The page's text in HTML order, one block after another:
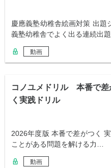
慶應義塾幼稚舎絵画対策 出題
義塾幼稚舎でよく出る連続出
動画
コノユメドリル 本番で差
く実践ドリル
2026年度版 本番で差がつく
ことがある問題を解ける力…
動画